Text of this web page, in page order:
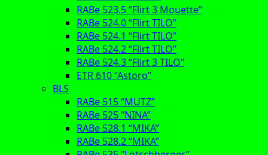
RABe 523.5 “Flirt 3 Mouette”
RABe 524.0 “Flirt TILO”
RABe 524.1 “Flirt TILO”
RABe 524.2 “Flirt TILO”
RABe 524.3 “Flirt 3 TILO”
ETR 610 “Astoro”
BLS
RABe 515 “MUTZ”
RABe 525 “NINA”
RABe 528.1 “MIKA”
RABe 528.2 “MIKA”